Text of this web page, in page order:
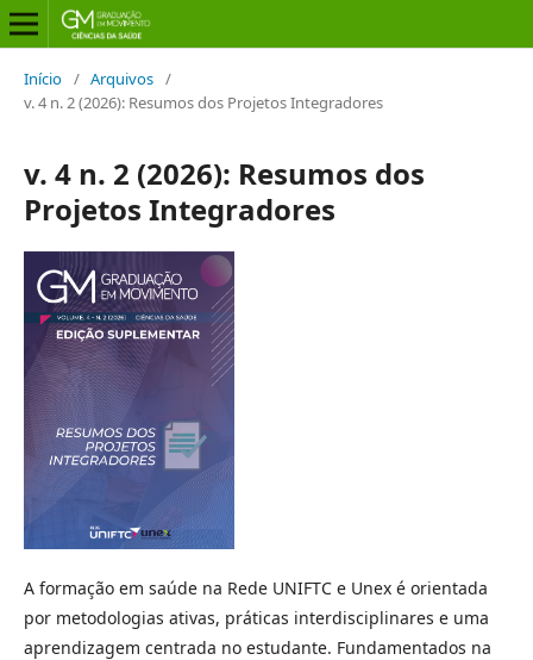
Início / Arquivos /
v. 4 n. 2 (2026): Resumos dos Projetos Integradores
v. 4 n. 2 (2026): Resumos dos
Projetos Integradores
A formação em saúde na Rede UNIFTC e Unex é orientada
por metodologias ativas, práticas interdisciplinares e uma
aprendizagem centrada no estudante. Fundamentados na